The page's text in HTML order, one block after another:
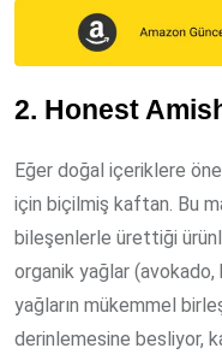
2. Honest
Eğer doğal içeriklere
için biçilmiş kaftan. Bu
bileşenlerle ürettiği
organik yağlar
yağların mükemmel
derinlemesine besliyor,